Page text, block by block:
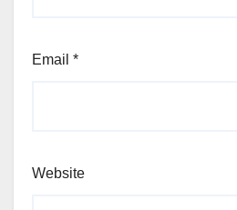
Email *
Website